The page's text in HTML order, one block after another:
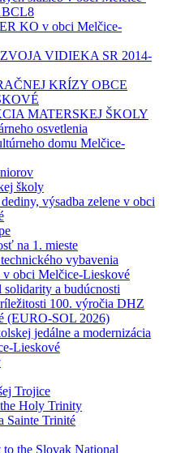
KO v obci Melčice-
VIDIEKA SR 2014-
KRÍZY OBCE
MATERSKEJ ŠKOLY
osvetlenia
domu Melčice-
školy
výsadba zelene v obci
na 1. mieste
vybavenia
v obci Melčice-Lieskové
a budúcnosti
100. výročia DHZ
(EURO-SOL 2026)
jedálne a modernizácia
Lieskové
Trojice
Holy Trinity
Sainte Trinité
to the Slovak National